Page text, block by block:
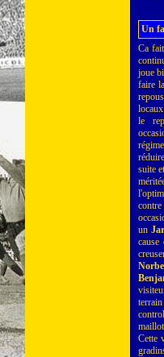
Un
Ca
joue
faire
le
suite
un
Cette